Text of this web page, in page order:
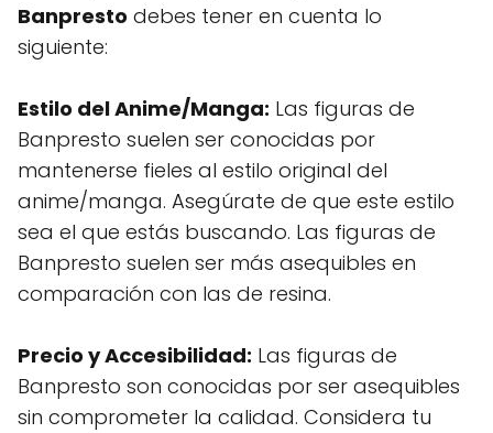
Banpresto debes tener en cuenta lo
siguiente:
Estilo del Anime/Manga: Las figuras de
Banpresto suelen ser conocidas por
mantenerse fieles al estilo original del
anime/manga. Asegúrate de que este estilo
sea el que estás buscando. Las figuras de
Banpresto suelen ser más asequibles en
comparación con las de resina.
Precio y Accesibilidad: Las figuras de
Banpresto son conocidas por ser asequibles
sin comprometer la calidad. Considera tu